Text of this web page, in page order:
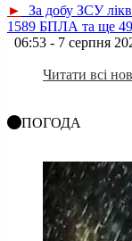
►
За добу ЗСУ
1589 БПЛА та ще
06:53 - 7 серпня
Читати всі
ПОГОДА